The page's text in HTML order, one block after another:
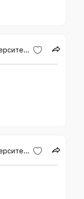
«Қарағанды медицина университеті» КЕАҚ
«Қарағанды медицина университеті» КЕАҚ